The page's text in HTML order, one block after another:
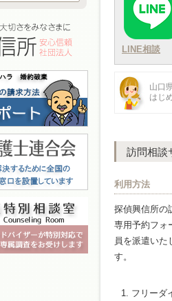
LINE相談
山口
はじ
訪問相談
利用方法
探偵興信所の
専用予約フォ
員を派遣いた
す。
フリーダ